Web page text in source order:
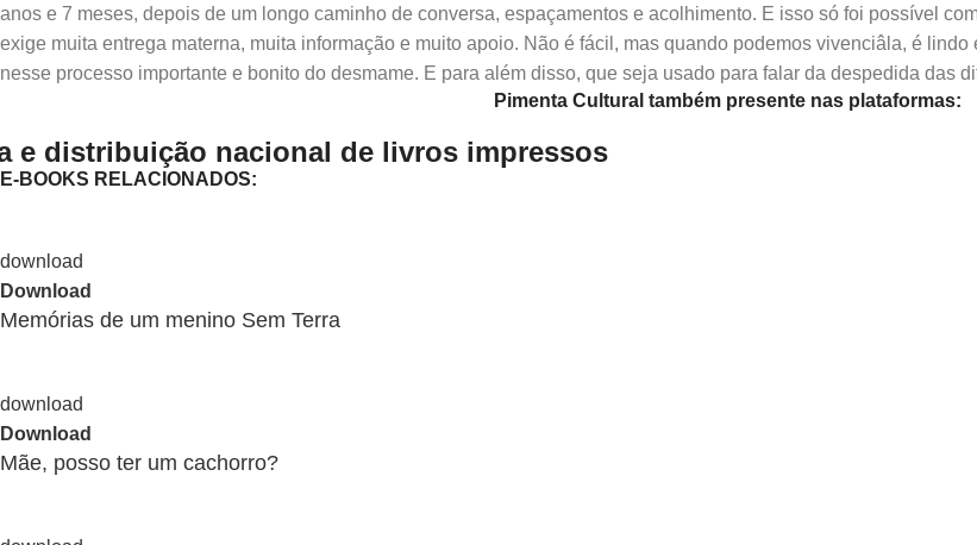
anos e 7 meses, depois de um longo caminho de conversa, espaçamentos e acolhimento. E isso só foi possível
exige muita entrega materna, muita informação e muito apoio. Não é fácil, mas quando podemos vivenciâla, é
nesse processo importante e bonito do desmame. E para além disso, que seja usado para falar da despedida das
Pimenta Cultural também presente nas plataformas:
e distribuição nacional de livros impressos
E-BOOKS RELACIONADOS:
Download
Memórias de um menino Sem Terra
Download
Mãe, posso ter um cachorro?